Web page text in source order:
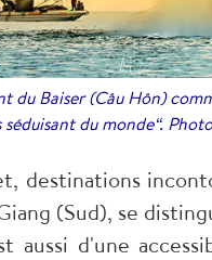
du Baiser (Câu Hôn)
séduisant du monde“.
destinations
(Sud), se
aussi d'une